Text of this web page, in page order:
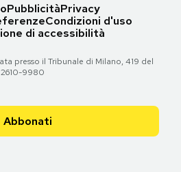
PubblicitàPrivacy
Condizioni d'uso
di accessibilità
presso il Tribunale di Milano, 419 del
9980
Abbonati